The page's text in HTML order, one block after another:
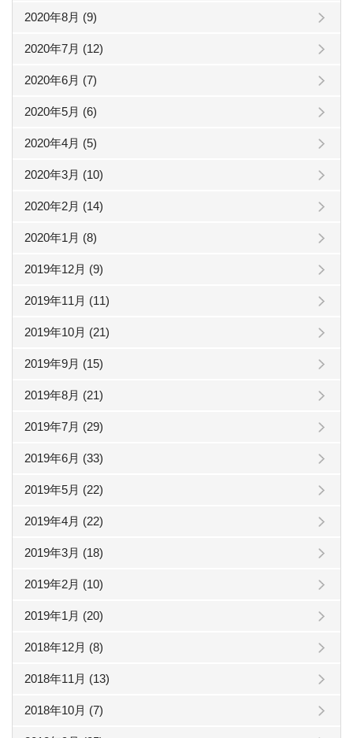
2020年8月 (9)
2020年7月 (12)
2020年6月 (7)
2020年5月 (6)
2020年4月 (5)
2020年3月 (10)
2020年2月 (14)
2020年1月 (8)
2019年12月 (9)
2019年11月 (11)
2019年10月 (21)
2019年9月 (15)
2019年8月 (21)
2019年7月 (29)
2019年6月 (33)
2019年5月 (22)
2019年4月 (22)
2019年3月 (18)
2019年2月 (10)
2019年1月 (20)
2018年12月 (8)
2018年11月 (13)
2018年10月 (7)